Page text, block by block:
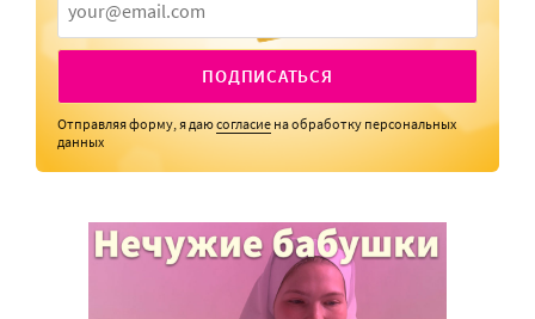
ПОДПИСАТЬСЯ
Отправляя форму, я даюсогласие на обработку персональных
данных